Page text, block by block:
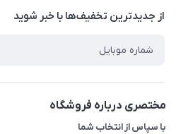
تماس با ما
شرایط و ضوابط گارانتی
روش های بازگرداندن کالا
از جدید‌ترین تخفیف‌ها با‌ خبر شوید
مختصری درباره فروشگاه
با سپاس از انتخاب شما